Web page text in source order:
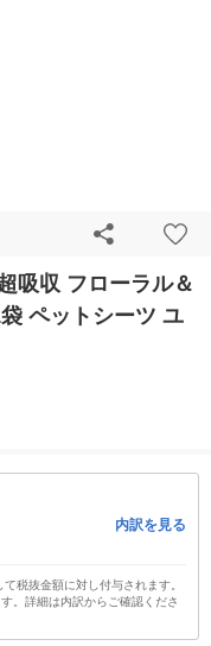
吸収 フローラル＆
ペットシーツ ユ
内訳を見る
税抜金額に対し付与されます。
。詳細は内訳からご確認くださ